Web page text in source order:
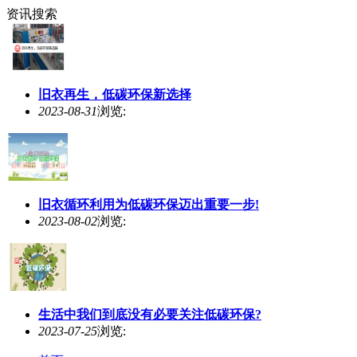
资讯搜索
旧衣再生， 低碳环保新选择
2023-08-31浏览:
旧衣循环利用为低碳环保迈出重要一步!
2023-08-02浏览:
生活中我们到底没有必要关注低碳环保?
2023-07-25浏览: